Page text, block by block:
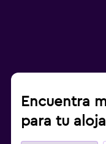
Encuentra
para tu